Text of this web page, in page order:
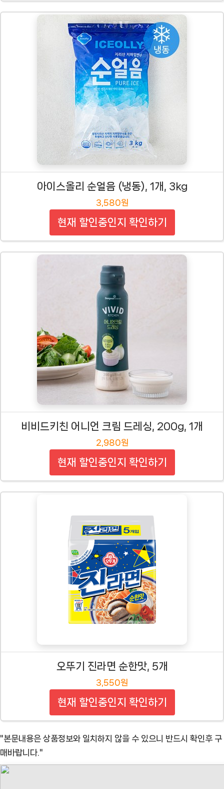
아이스올리 순얼음 (냉동), 1개, 3kg
3,580원
현재 할인중인지 확인하기
비비드키친 어니언 크림 드레싱, 200g, 1개
2,980원
현재 할인중인지 확인하기
오뚜기 진라면 순한맛, 5개
3,550원
현재 할인중인지 확인하기
"본문내용은 상품정보와 일치하지 않을 수 있으니 반드시 확인후 구
매바랍니다."